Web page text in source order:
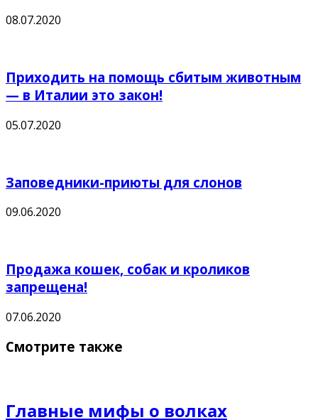
08.07.2020
Приходить на помощь сбитым животным
— в Италии это закон!
05.07.2020
Заповедники-приюты для слонов
09.06.2020
Продажа кошек, собак и кроликов
запрещена!
07.06.2020
Смотрите также
Главные мифы о волках